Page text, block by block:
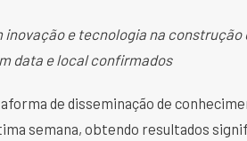
inovação e tecnologia na
data e local confirmados
de disseminação de
semana, obtendo resultados